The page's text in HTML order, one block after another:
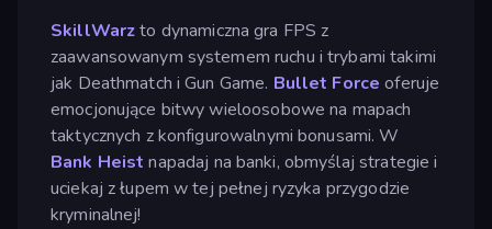
SkillWarzto dynamiczna gra FPS z
zaawansowanym systemem ruchu i trybami takimi
jak Deathmatch i Gun Game. Bullet Force oferuje
emocjonujące bitwy wieloosobowe na mapach
taktycznych z konfigurowalnymi bonusami. W
Bank Heist napadaj na banki, obmyślaj strategie i
uciekaj z łupem w tej pełnej ryzyka przygodzie
kryminalnej!